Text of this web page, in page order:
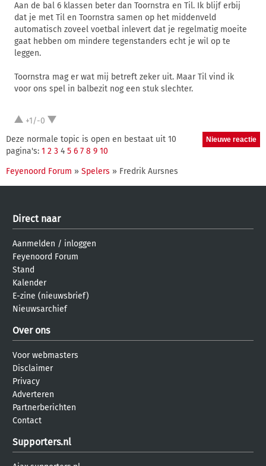
Aan de bal 6 klassen beter dan Toornstra en Til. Ik blijf erbij
dat je met Til en Toornstra samen op het middenveld
automatisch zoveel voetbal inlevert dat je regelmatig moeite
gaat hebben om mindere tegenstanders echt je wil op te
leggen.
Toornstra mag er wat mij betreft zeker uit. Maar Til vind ik
voor ons spel in balbezit nog een stuk slechter.
+1/-0
Deze normale topic is open en bestaat uit 10
pagina's: 1 2 3 4 5 6 7 8 9 10
Feyenoord Forum » Spelers » Fredrik Aursnes
Direct naar
Aanmelden / inloggen
Feyenoord Forum
Stand
Kalender
E-zine (nieuwsbrief)
Nieuwsarchief
Over ons
Voor webmasters
Disclaimer
Privacy
Adverteren
Partnerberichten
Contact
Supporters.nl